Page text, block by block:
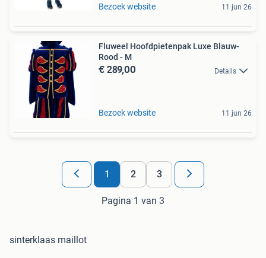
Bezoek website 11 jun 26
Fluweel Hoofdpietenpak Luxe Blauw-
Rood - M
€ 289,00 Details
Bezoek website 11 jun 26
1 2 3
Pagina 1 van 3
sinterklaas maillot